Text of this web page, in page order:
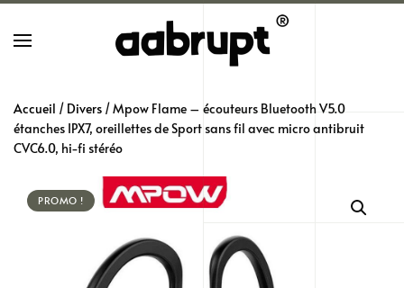
main
content
Accueil / Divers / Mpow Flame – écouteurs Bluetooth V5.0
étanches IPX7, oreillettes de Sport sans fil avec micro antibruit
CVC6.0, hi-fi stéréo
PROMO !